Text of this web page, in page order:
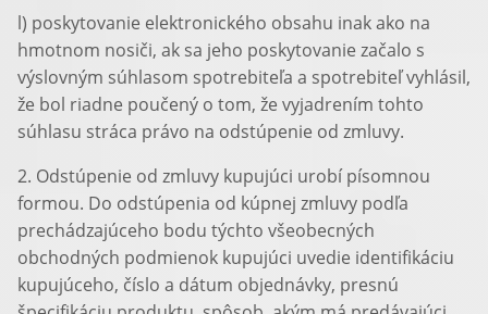
l) poskytovanie elektronického obsahu inak ako na
hmotnom nosiči, ak sa jeho poskytovanie začalo s
výslovným súhlasom spotrebiteľa a spotrebiteľ vyhlásil,
že bol riadne poučený o tom, že vyjadrením tohto
súhlasu stráca právo na odstúpenie od zmluvy.
2. Odstúpenie od zmluvy kupujúci urobí písomnou
formou. Do odstúpenia od kúpnej zmluvy podľa
prechádzajúceho bodu týchto všeobecných
obchodných podmienok kupujúci uvedie identifikáciu
kupujúceho, číslo a dátum objednávky, presnú